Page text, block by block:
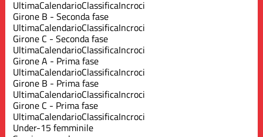
UltimaCalendarioClassificaIncroci
Girone B - Seconda fase
UltimaCalendarioClassificaIncroci
Girone C - Seconda fase
UltimaCalendarioClassificaIncroci
Girone A - Prima fase
UltimaCalendarioClassificaIncroci
Girone B - Prima fase
UltimaCalendarioClassificaIncroci
Girone C - Prima fase
UltimaCalendarioClassificaIncroci
Under-15 femminile